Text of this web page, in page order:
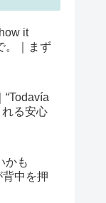
it
。｜まず
“Todavía
れる安心
かも
背中を押